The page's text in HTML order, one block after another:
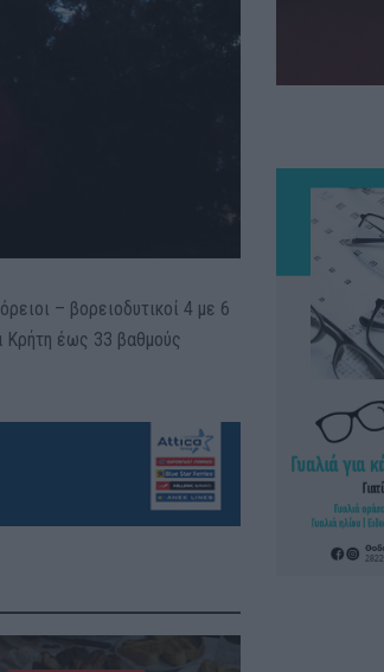
– βορειοδυτικοί 4 με 6
Κρήτη έως 33 βαθμούς